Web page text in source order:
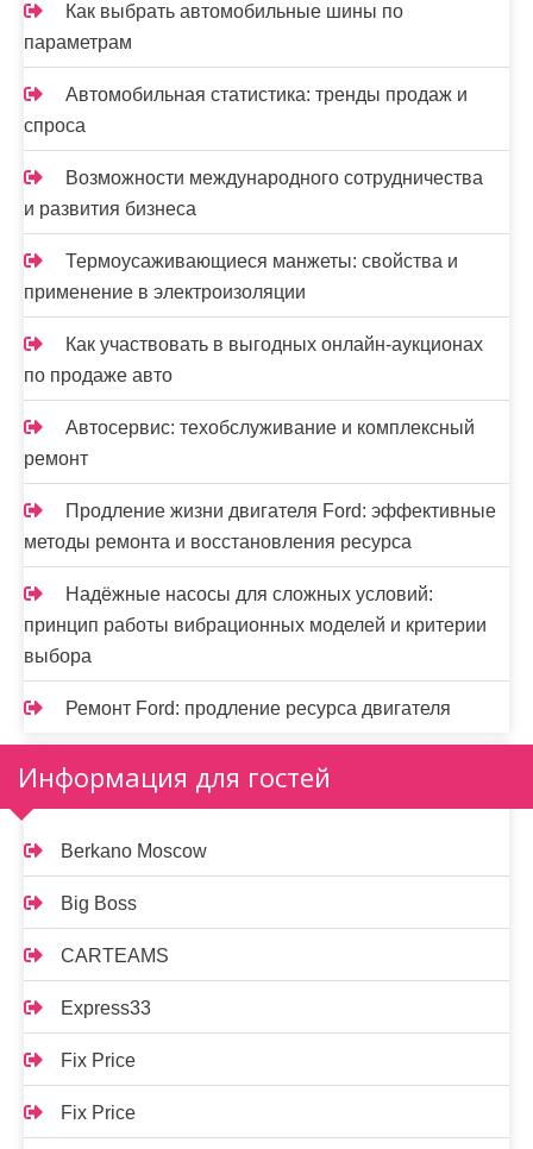
Как выбрать автомобильные шины по
параметрам
Автомобильная статистика: тренды продаж и
спроса
Возможности международного сотрудничества
и развития бизнеса
Термоусаживающиеся манжеты: свойства и
применение в электроизоляции
Как участвовать в выгодных онлайн-аукционах
по продаже авто
Автосервис: техобслуживание и комплексный
ремонт
Продление жизни двигателя Ford: эффективные
методы ремонта и восстановления ресурса
Надёжные насосы для сложных условий:
принцип работы вибрационных моделей и критерии
выбора
Ремонт Ford: продление ресурса двигателя
Информация для гостей
Berkano Moscow
Big Boss
CARTEAMS
Express33
Fix Price
Fix Price